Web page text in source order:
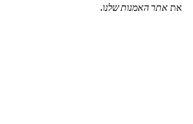
את אתר האמנות שלנו.